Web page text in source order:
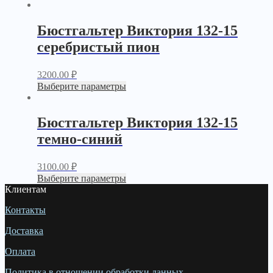
Бюстгальтер Виктория 132-15
серебристый пион
3200.00 ₽
Выберите параметры
Бюстгальтер Виктория 132-15
темно-синий
3100.00 ₽
Выберите параметры
Клиентам
Контакты
Доставка
Оплата